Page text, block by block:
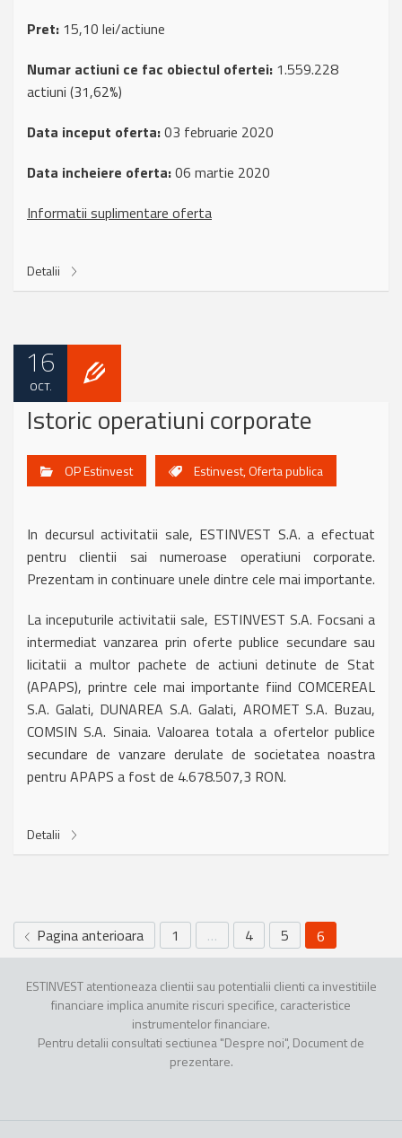
Pret: 15,10 lei/actiune
Numar actiuni ce fac obiectul ofertei: 1.559.228
actiuni (31,62%)
Data inceput oferta:03 februarie 2020
Data incheiere oferta:06 martie 2020
Informatii suplimentare oferta
Detalii
16
OCT.
Istoric operatiuni corporate
OP Estinvest Estinvest,Oferta publica
In decursul activitatii sale, ESTINVEST S.A. a efectuat
pentru clientii sai numeroase operatiuni corporate.
Prezentam in continuare unele dintre cele mai importante.
La inceputurile activitatii sale, ESTINVEST S.A. Focsani a
intermediat vanzarea prin oferte publice secundare sau
licitatii a multor pachete de actiuni detinute de Stat
(APAPS), printre cele mai importante fiind COMCEREAL
S.A. Galati, DUNAREA S.A. Galati, AROMET S.A. Buzau,
COMSIN S.A. Sinaia. Valoarea totala a ofertelor publice
secundare de vanzare derulate de societatea noastra
pentru APAPS a fost de 4.678.507,3 RON.
Detalii
Pagina anterioara 1 … 4 5 6
ESTINVEST atentioneaza clientii sau potentialii clienti ca investitiile
financiare implica anumite riscuri specifice, caracteristice
instrumentelor financiare.
Pentru detalii consultati sectiunea "Despre noi", Document de
prezentare.